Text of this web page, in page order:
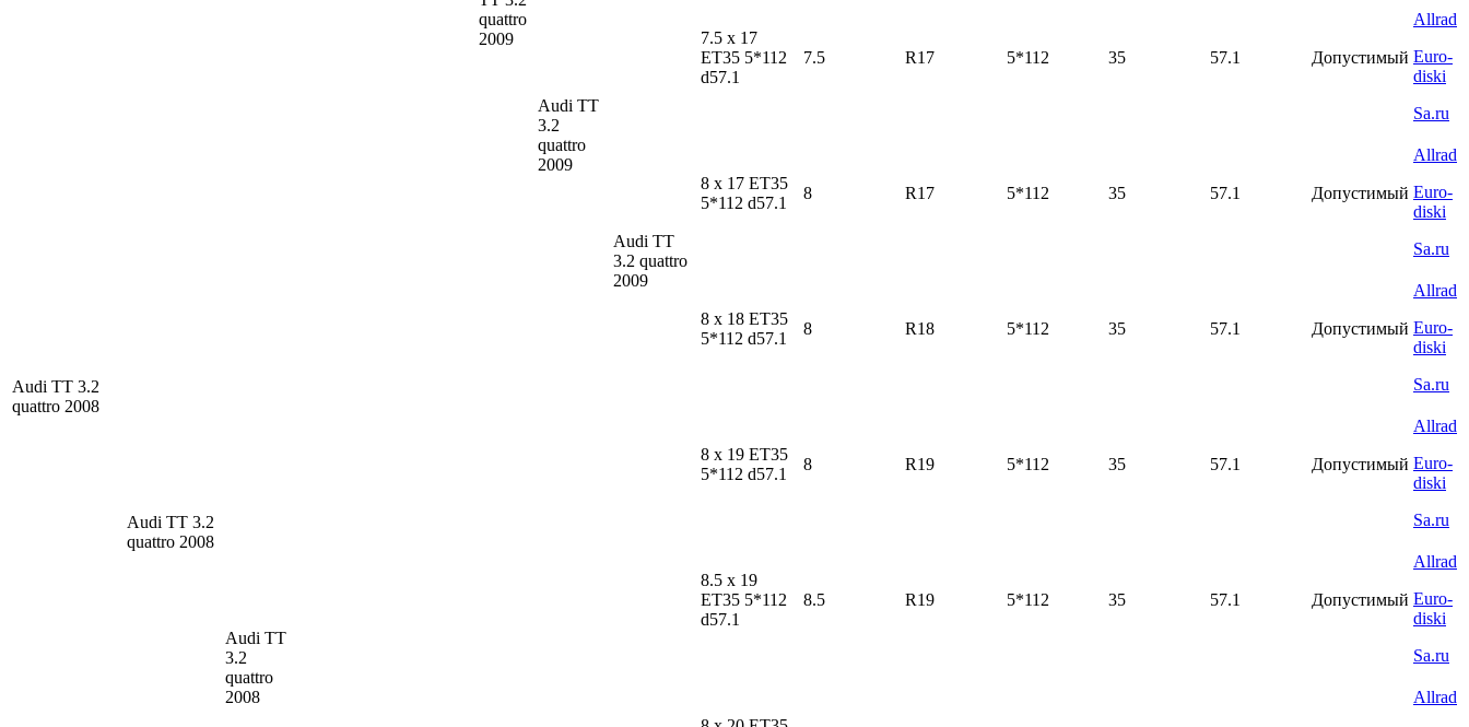
quattro
2009
Audi TT
3.2
quattro
2009
Audi TT
3.2 quattro
2009
Audi TT 3.2
quattro 2008
Audi TT 3.2
quattro 2008
7.5 x 17
ET35 5*112
d57.1
7.5 R17 5*112 35 57.1 Допустимый
Allrad
Euro-
diski
Sa.ru
Audi TT
3.2
quattro
2008
8 x 17 ET35
5*112 d57.1
8 R17 5*112 35 57.1 Допустимый
Allrad
Euro-
diski
Sa.ru
8 x 18 ET35
5*112 d57.1
8 R18 5*112 35 57.1 Допустимый
Allrad
Euro-
diski
Sa.ru
8 x 19 ET35
5*112 d57.1
8 R19 5*112 35 57.1 Допустимый
Allrad
Euro-
diski
Sa.ru
8.5 x 19
ET35 5*112
d57.1
8.5 R19 5*112 35 57.1 Допустимый
Allrad
Euro-
diski
Sa.ru
Allrad